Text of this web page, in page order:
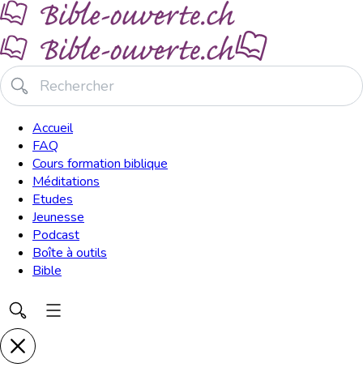
Accueil
FAQ
Cours formation biblique
Méditations
Etudes
Jeunesse
Podcast
Boîte à outils
Bible